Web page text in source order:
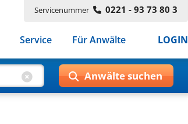
Servicenummer 0221 - 93 73 80 3
Service Für Anwälte LOGIN